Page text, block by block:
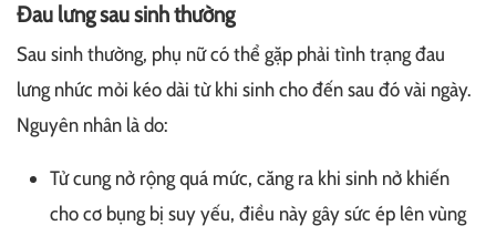
Đau lưng sau sinh thường
Sau sinh thường, phụ nữ có thể gặp phải tình trạng đau
lưng nhức mỏi kéo dài từ khi sinh cho đến sau đó vài ngày.
Nguyên nhân là do:
Tử cung nở rộng quá mức, căng ra khi sinh nở khiến
cho cơ bụng bị suy yếu, điều này gây sức ép lên vùng